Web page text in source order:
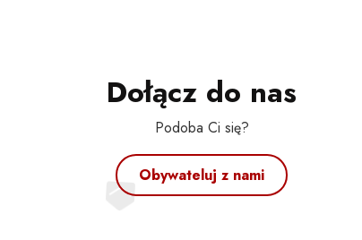
Dołącz do nas
Podoba Ci się?
Obywateluj z nami